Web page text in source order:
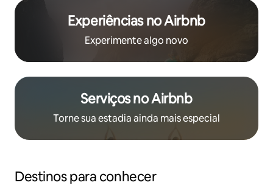
Experiências no Airbnb
Experimente algo novo
Serviços no Airbnb
Torne sua estadia ainda mais especial
Destinos para conhecer